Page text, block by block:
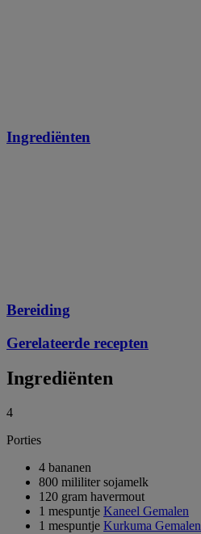
Ingrediënten
Bereiding
Gerelateerde recepten
Ingrediënten
4
Porties
4 bananen
800 mililiter sojamelk
120 gram havermout
1 mespuntje Kaneel Gemalen
1 mespuntje Kurkuma Gemalen